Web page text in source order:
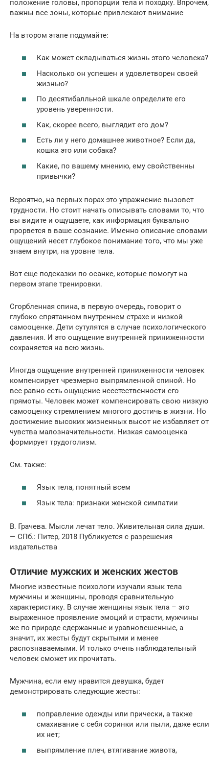
положение головы, пропорции тела и походку. Впрочем,
важны все зоны, которые привлекают внимание
На втором этапе подумайте:
Как может складываться жизнь этого человека?
Насколько он успешен и удовлетворен своей
жизнью?
По десятибалльной шкале определите его
уровень уверенности.
Как, скорее всего, выглядит его дом?
Есть ли у него домашнее животное? Если да,
кошка это или собака?
Какие, по вашему мнению, ему свойственны
привычки?
Вероятно, на первых порах это упражнение вызовет
трудности. Но стоит начать описывать словами то, что
вы видите и ощущаете, как информация буквально
прорвется в ваше сознание. Именно описание словами
ощущений несет глубокое понимание того, что мы уже
знаем внутри, на уровне тела.
Вот еще подсказки по осанке, которые помогут на
первом этапе тренировки.
Сгорбленная спина, в первую очередь, говорит о
глубоко спрятанном внутреннем страхе и низкой
самооценке. Дети сутулятся в случае психологического
давления. И это ощущение внутренней приниженности
сохраняется на всю жизнь.
Иногда ощущение внутренней приниженности человек
компенсирует чрезмерно выпрямленной спиной. Но
все равно есть ощущение неестественности его
прямоты. Человек может компенсировать свою низкую
самооценку стремлением многого достичь в жизни. Но
достижение высоких жизненных высот не избавляет от
чувства малозначительности. Низкая самооценка
формирует трудоголизм.
См. также:
Язык тела, понятный всем
Язык тела: признаки женской симпатии
В. Грачева. Мысли лечат тело. Живительная сила души.
— СПб.: Питер, 2018 Публикуется с разрешения
издательства
Отличие мужских и женских жестов
Многие известные психологи изучали язык тела
мужчины и женщины, проводя сравнительную
характеристику. В случае женщины язык тела – это
выраженное проявление эмоций и страсти, мужчины
же по природе сдержанные и уравновешенные, а
значит, их жесты будут скрытыми и менее
распознаваемыми. И только очень наблюдательный
человек сможет их прочитать.
Мужчина, если ему нравится девушка, будет
демонстрировать следующие жесты:
поправление одежды или прически, а также
смахивание с себя соринки или пыли, даже если
их нет;
выпрямление плеч, втягивание живота,